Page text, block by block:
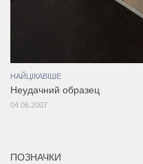
НАЙЦІКАВІШЕ
Неудачний образец
04.06.2007
ПОЗНАЧКИ